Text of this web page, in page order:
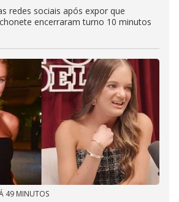
redes sociais após expor que
encerraram turno 10 minutos
49 MINUTOS